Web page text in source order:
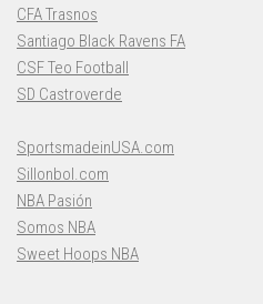
CFA Trasnos
Santiago Black Ravens FA
CSF Teo Football
SD Castroverde
SportsmadeinUSA.com
Sillonbol.com
NBA Pasión
Somos NBA
Sweet Hoops NBA